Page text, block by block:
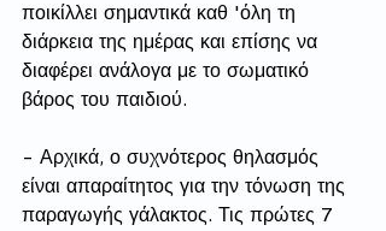
ποικίλλει σημαντικά καθ 'όλη τη
διάρκεια της ημέρας και επίσης να
διαφέρει ανάλογα με το σωματικό
βάρος του παιδιού.
- Αρχικά, ο συχνότερος θηλασμός
είναι απαραίτητος για την τόνωση της
παραγωγής γάλακτος. Τις πρώτες 7